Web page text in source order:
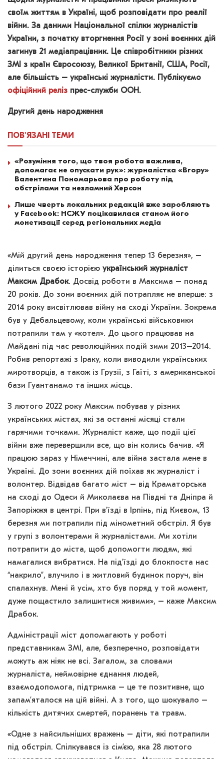
своїм життям в Україні, щоб розповідати про реалії
війни. За даними Національної спілки журналістів
України, з початку вторгнення Росії у зоні воєнних дій
загинув 21 медіапрацівник. Це співробітники різних
ЗМІ з країн Євросоюзу, Великої Британії, США, Росії,
але більшість – українські журналісти. Публікуємо
офіційний реліз прес-служби ООН.
Другий день народження
ПОВ'ЯЗАНІ ТЕМИ
«Розуміння того, що твоя робота важлива,
допомагає не опускати рук»: журналістка «Вгору»
Валентина Пономарьова про роботу під
обстрілами та незламний Херсон
Лише чверть локальних редакцій вже заробляють
у Facebook: НСЖУ поцікавилася станом його
монетизації серед регіональних медіа
«Мій другий день народження тепер 13 березня», –
ділиться своєю історією український журналіст
Максим Драбок. Досвід роботи в Максима – понад
20 років. До зони воєнних дій потрапляє не вперше: з
2014 року висвітлював війну на сході України. Зокрема
був у Дебальцевому, коли українські військовики
потрапили там у «котел». До цього працював на
Майдані під час революційних подій зими 2013–2014.
Робив репортажі з Іраку, коли виводили українських
миротворців, а також із Грузії, з Гаїті, з американської
бази Гуантанамо та інших місць.
З лютого 2022 року Максим побував у різних
українських містах, які за останні місяці стали
гарячими точками. Журналіст каже, що події цієї
війни вже перевершили все, що він колись бачив. «Я
працюю зараз у Німеччині, але війна застала мене в
Україні. До зони воєнних дій поїхав як журналіст і
волонтер. Відвідав багато міст – від Краматорська
на сході до Одеси й Миколаєва на Півдні та Дніпра й
Запоріжжя в центрі. При в’їзді в Ірпінь, під Києвом, 13
березня ми потрапили під мінометний обстріл. Я був
у групі з волонтерами й журналістами. Ми хотіли
потрапити до міста, щоб допомогти людям, які
намагалися вибратися. На під’їзді до блокпоста нас
“накрило”, влучило і в житловий будинок поруч, він
спалахнув. Мені й усім, хто був поряд у той момент,
дуже пощастило залишитися живими», – каже Максим
Драбок.
Адміністрації міст допомагають у роботі
представникам ЗМІ, але, безперечно, розповідати
можуть аж ніяк не всі. Загалом, за словами
журналіста, неймовірне єднання людей,
взаємодопомога, підтримка – це те позитивне, що
запам’яталося на цій війні. А з того, що шокувало –
кількість дитячих смертей, поранень та травм.
«Одне з найсильніших вражень – діти, які потрапили
під обстріл. Спілкувався із сім’єю, яка 28 лютого